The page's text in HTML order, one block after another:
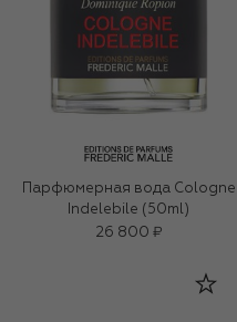
Парфюмерная вода Cologne
Indelebile (50ml)
26 800 ₽